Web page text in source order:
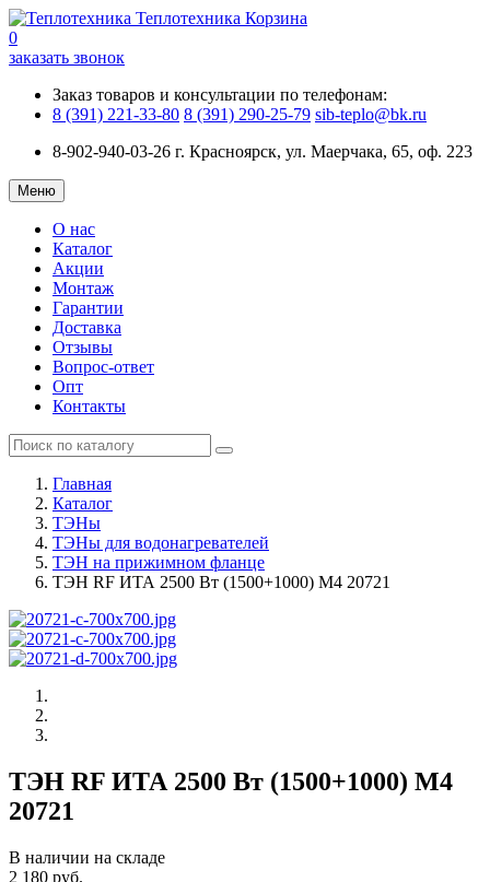
Теплотехника Корзина
0
заказать звонок
Заказ товаров и консультации по телефонам:
8 (391) 221-33-80 8 (391) 290-25-79 sib-teplo@bk.ru
8-902-940-03-26 г. Красноярск, ул. Маерчака, 65, оф. 223
Меню
О нас
Каталог
Акции
Монтаж
Гарантии
Доставка
Отзывы
Вопрос-ответ
Опт
Контакты
Главная
Каталог
ТЭНы
ТЭНы для водонагревателей
ТЭН на прижимном фланце
ТЭН RF ИТА 2500 Вт (1500+1000) M4 20721
ТЭН RF ИТА 2500 Вт (1500+1000) M4
20721
В наличии на складе
2 180 руб.